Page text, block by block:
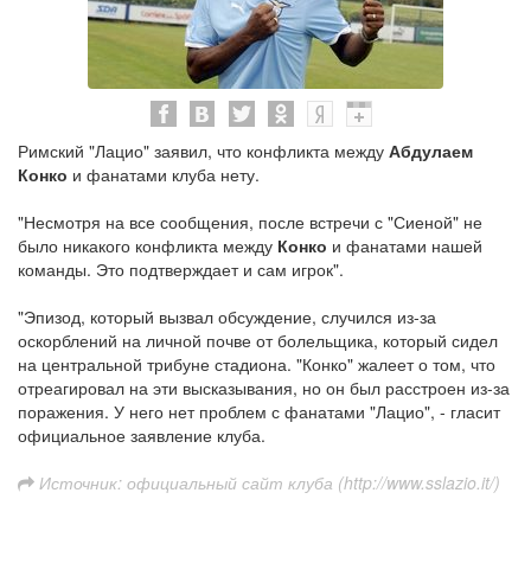
Римский "Лацио" заявил, что конфликта между Абдулаем
Конко и фанатами клуба нету.
"Несмотря на все сообщения, после встречи с "Сиеной" не
было никакого конфликта между Конко и фанатами нашей
команды. Это подтверждает и сам игрок".
"Эпизод, который вызвал обсуждение, случился из-за
оскорблений на личной почве от болельщика, который сидел
на центральной трибуне стадиона. "Конко" жалеет о том, что
отреагировал на эти высказывания, но он был расстроен из-за
поражения. У него нет проблем с фанатами "Лацио", - гласит
официальное заявление клуба.
Источник: официальный сайт клуба (http://www.sslazio.it/)